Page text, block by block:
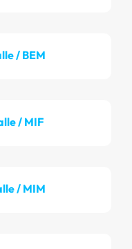
/ BEM
/ MIF
/ MIM